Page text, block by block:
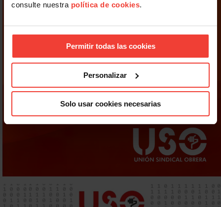
consulte nuestra política de cookies.
Permitir todas las cookies
Personalizar
Solo usar cookies necesarias